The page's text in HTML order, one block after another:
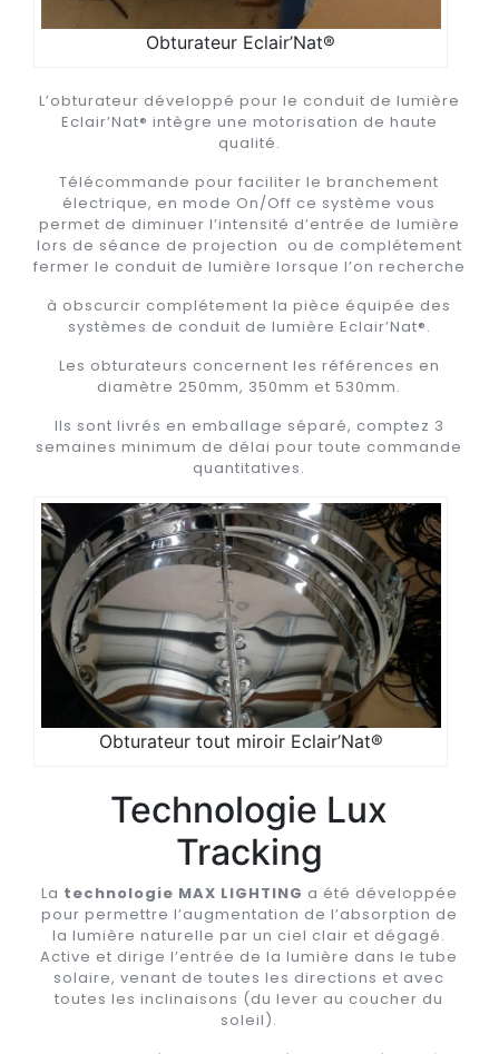
Obturateur Eclair’Nat®
L’obturateur développé pour le conduit de lumière
Eclair’Nat® intègre une motorisation de haute
qualité.
Télécommande pour faciliter le branchement
électrique, en mode On/Off ce système vous
permet de diminuer l’intensité d’entrée de lumière
lors de séance de projection ou de complétement
fermer le conduit de lumière lorsque l’on recherche
à obscurcir complétement la pièce équipée des
systèmes de conduit de lumière Eclair’Nat®.
Les obturateurs concernent les références en
diamètre 250mm, 350mm et 530mm.
Ils sont livrés en emballage séparé, comptez 3
semaines minimum de délai pour toute commande
quantitatives.
Obturateur tout miroir Eclair’Nat®
Technologie Lux
Tracking
La technologie MAX LIGHTING a été développée
pour permettre l’augmentation de l’absorption de
la lumière naturelle par un ciel clair et dégagé.
Active et dirige l’entrée de la lumière dans le tube
solaire, venant de toutes les directions et avec
toutes les inclinaisons (du lever au coucher du
soleil).